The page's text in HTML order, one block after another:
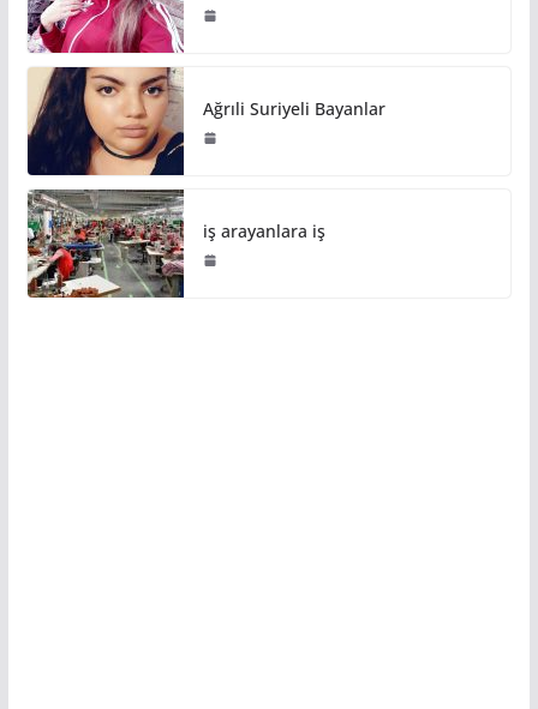
Ağrıli Suriyeli Bayanlar
iş arayanlara iş